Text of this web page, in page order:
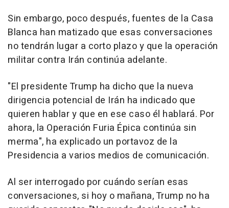
Sin embargo, poco después, fuentes de la Casa
Blanca han matizado que esas conversaciones
no tendrán lugar a corto plazo y que la operación
militar contra Irán continúa adelante.
"El presidente Trump ha dicho que la nueva
dirigencia potencial de Irán ha indicado que
quieren hablar y que en ese caso él hablará. Por
ahora, la Operación Furia Épica continúa sin
merma", ha explicado un portavoz de la
Presidencia a varios medios de comunicación.
Al ser interrogado por cuándo serían esas
conversaciones, si hoy o mañana, Trump no ha